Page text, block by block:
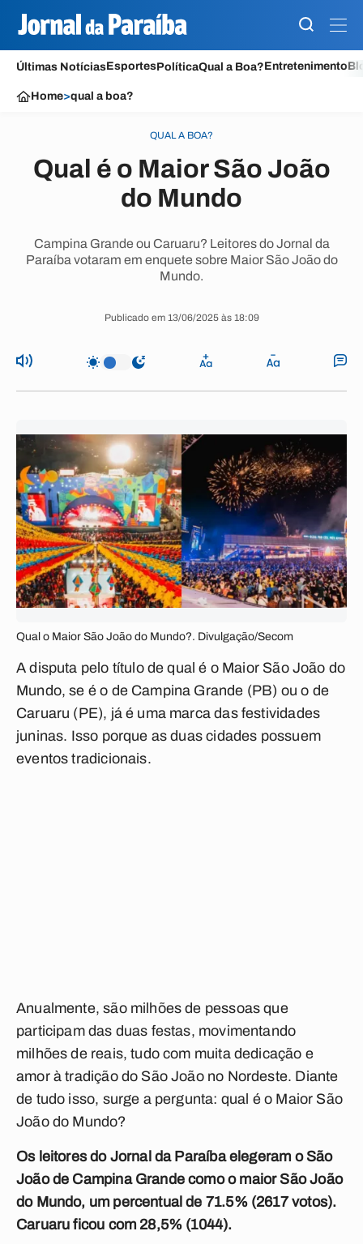
Últimas NotíciasEsportesPolíticaQual a Boa?Entretenimento
Home>qual a boa?
QUAL A BOA?
Qual é o Maior São João
do Mundo
Campina Grande ou Caruaru? Leitores do Jornal da
Paraíba votaram em enquete sobre Maior São João do
Mundo.
Publicado em 13/06/2025 às 18:09
Qual o Maior São João do Mundo?. Divulgação/Secom
A disputa pelo título de qual é o Maior São João do
Mundo, se é o de Campina Grande (PB) ou o de
Caruaru (PE), já é uma marca das festividades
juninas. Isso porque as duas cidades possuem
eventos tradicionais.
Anualmente, são milhões de pessoas que
participam das duas festas, movimentando
milhões de reais, tudo com muita dedicação e
amor à tradição do São João no Nordeste. Diante
de tudo isso, surge a pergunta: qual é o Maior São
João do Mundo?
Os leitores do Jornal da Paraíba elegeram o São
João de Campina Grande como o maior São João
do Mundo, um percentual de 71.5% (2617 votos).
Caruaru ficou com 28,5% (1044).